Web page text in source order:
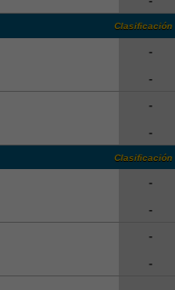
Clasificación
-
-
-
-
Clasificación
-
-
-
-